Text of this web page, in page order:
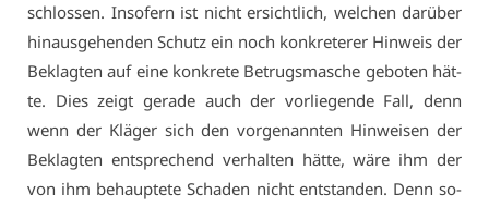
schlos­sen. In­so­fern ist nicht er­sicht­lich, wel­chen dar­über
hin­aus­ge­hen­den Schutz ein noch kon­kre­te­rer Hin­weis der
Be­klag­ten auf ei­ne kon­kre­te Be­trugs­ma­sche ge­bo­ten hät­
te. Dies zeigt ge­ra­de auch der vor­lie­gen­de Fall, denn
wenn der Klä­ger sich den vor­ge­nann­ten Hin­wei­sen der
Be­klag­ten ent­spre­chend ver­hal­ten hät­te, wä­re ihm der
von ihm be­haup­te­te Scha­den nicht ent­stan­den. Denn so­